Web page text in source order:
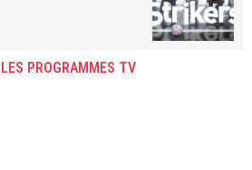
PROGRAMMES TV